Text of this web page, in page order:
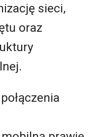
sieci,
oraz